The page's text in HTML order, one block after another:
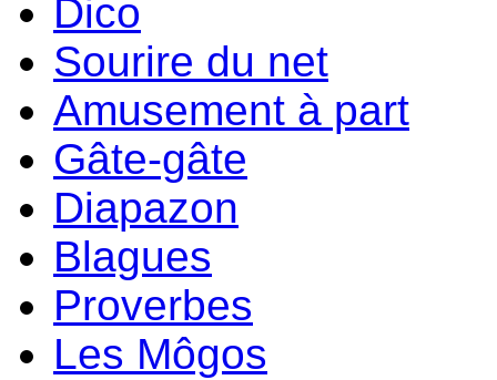
Dico
Sourire du net
Amusement à part
Gâte-gâte
Diapazon
Blagues
Proverbes
Les Môgos